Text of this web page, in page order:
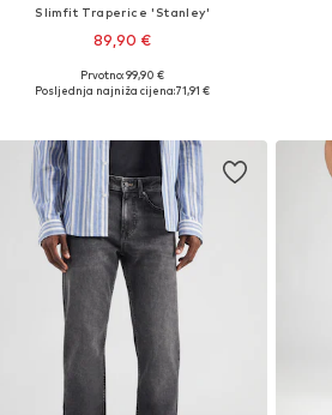
Slimfit Traperice 'Stanley'
89,90 €
Dostupno u više veličina
Prvotno: 99,90 €
Posljednja najniža cijena:71,91 €